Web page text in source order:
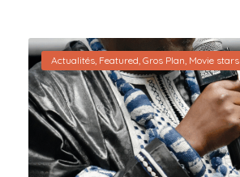
Actualités, Featured, Gros Plan, Movie stars